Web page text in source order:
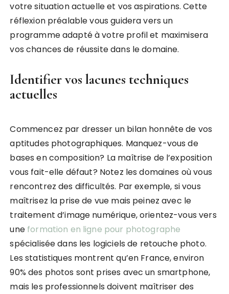
votre situation actuelle et vos aspirations. Cette
réflexion préalable vous guidera vers un
programme adapté à votre profil et maximisera
vos chances de réussite dans le domaine.
Identifier vos lacunes techniques
actuelles
Commencez par dresser un bilan honnête de vos
aptitudes photographiques. Manquez-vous de
bases en composition? La maîtrise de l’exposition
vous fait-elle défaut? Notez les domaines où vous
rencontrez des difficultés. Par exemple, si vous
maîtrisez la prise de vue mais peinez avec le
traitement d’image numérique, orientez-vous vers
une formation en ligne pour photographe
spécialisée dans les logiciels de retouche photo.
Les statistiques montrent qu’en France, environ
90% des photos sont prises avec un smartphone,
mais les professionnels doivent maîtriser des